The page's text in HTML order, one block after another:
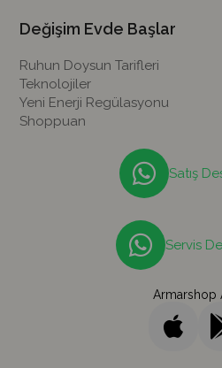
Değişim Evde Başlar
Ruhun Doysun Tarifleri
Teknolojiler
Yeni Enerji Regülasyonu
Shoppuan
Satış
Servis
Armarshop